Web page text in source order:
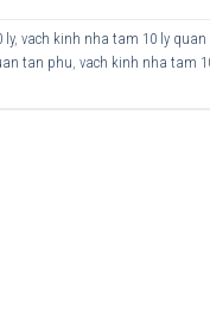
ly, vach kinh nha tam 10 ly
tan phu, vach kinh nha tam